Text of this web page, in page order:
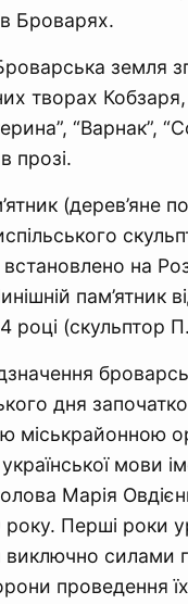
Броварях.
земля
творах
“Варнак”,
прозі.
(дерев’яне
на
пам’ятник
році (скульптор
дня
міськрайонною
мови
Марія
Перші роки
виключно силами
проведення